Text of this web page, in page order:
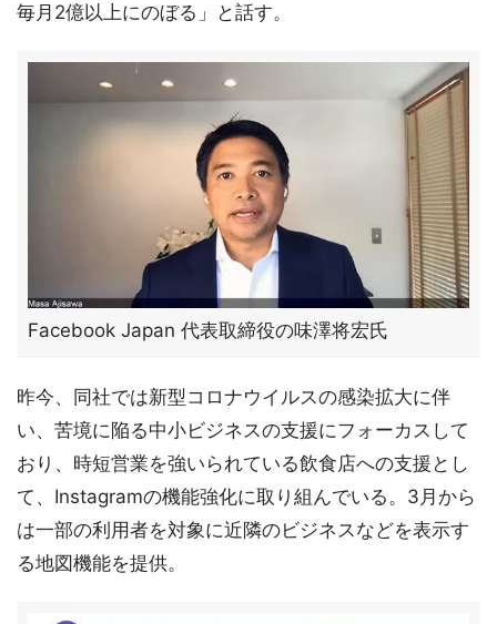
毎月2億以上にのぼる」と話す。
Facebook Japan 代表取締役の味澤将宏氏
昨今、同社では新型コロナウイルスの感染拡大に伴
い、苦境に陥る中小ビジネスの支援にフォーカスして
おり、時短営業を強いられている飲食店への支援とし
て、Instagramの機能強化に取り組んでいる。3月から
は一部の利用者を対象に近隣のビジネスなどを表示す
る地図機能を提供。